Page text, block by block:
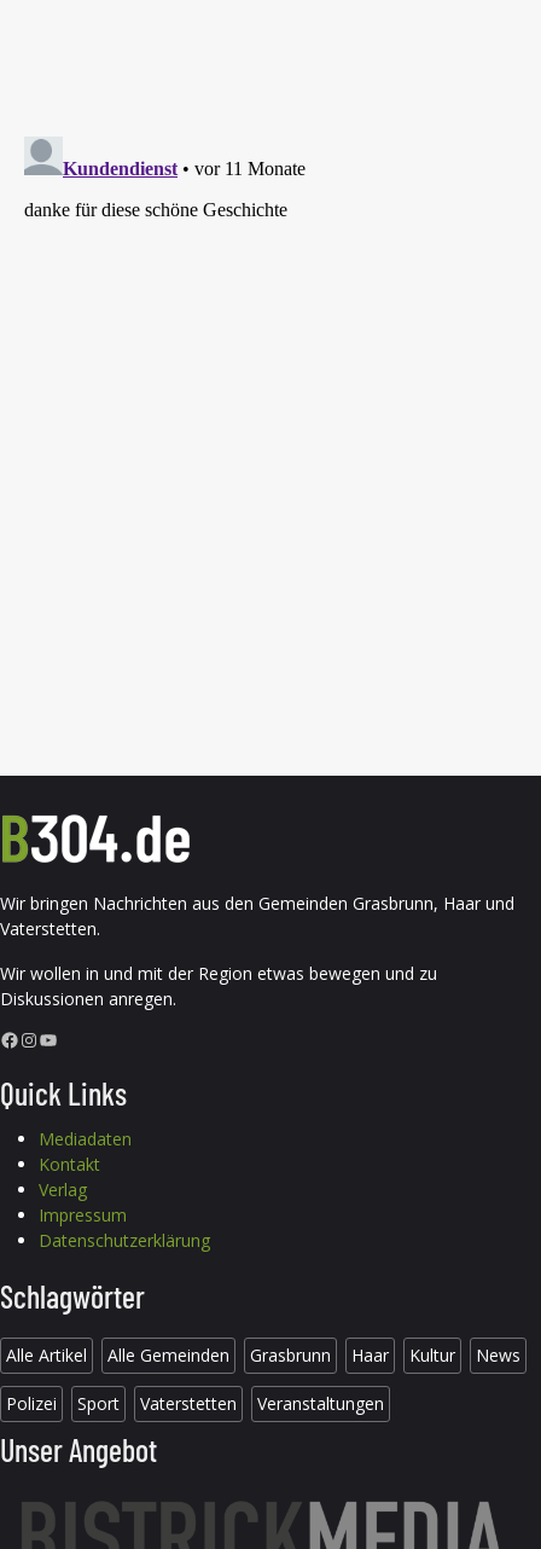
Wir bringen Nachrichten aus den Gemeinden Grasbrunn, Haar und
Vaterstetten.
Wir wollen in und mit der Region etwas bewegen und zu
Diskussionen anregen.
Facebook InstagramYouTube
Quick Links
Mediadaten
Kontakt
Verlag
Impressum
Datenschutzerklärung
Schlagwörter
Alle Artikel Alle Gemeinden Grasbrunn Haar Kultur News
Polizei Sport Vaterstetten Veranstaltungen
Unser Angebot